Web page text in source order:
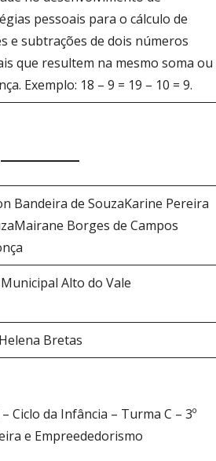
pessoais para o cálculo de
e subtrações de dois números
que resultem na mesmo soma ou
Exemplo: 18 – 9 = 19 – 10 = 9.
Bandeira de SouzaKarine Pereira
Borges de Campos
Alto do Vale
Bretas
Ciclo da Infância – Turma C – 3º
e Empreededorismo